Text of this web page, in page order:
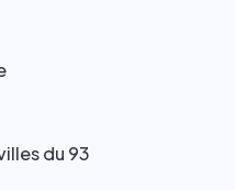
du 93